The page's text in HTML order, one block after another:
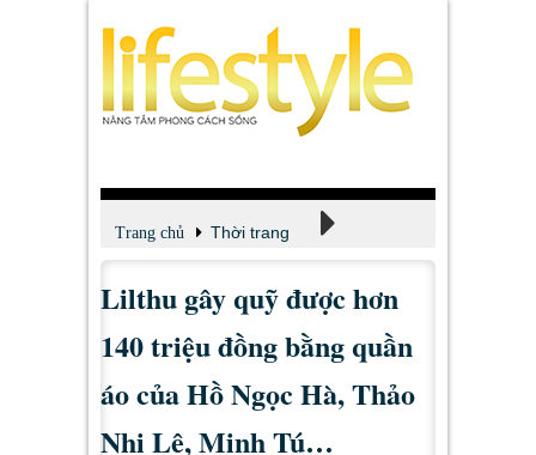
Trang chủ Thời trang
Tin tức - Tư vấn
Lilthu gây quỹ được hơn
140 triệu đồng bằng quần
áo của Hồ Ngọc Hà, Thảo
Nhi Lê, Minh Tú…